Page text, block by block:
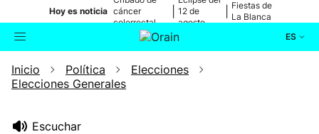
Hoy es noticia cáncer
colorrectal
12 de
agosto
Fiestas de
La Blanca
ES
Buscador Actualidad
Inicio Política
Elecciones
Elecciones Generales
Escuchar